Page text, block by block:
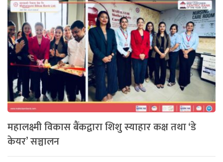
महालक्ष्मी विकास बैंकद्वारा शिशु स्याहार कक्ष तथा ‘डे
केयर’ सञ्चालन